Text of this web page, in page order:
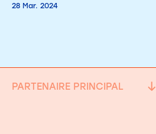
28 Mar. 2024
PARTENAIRE PRINCIPAL